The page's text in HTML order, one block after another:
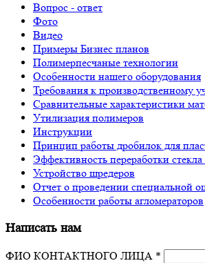
Вопрос - ответ
Фото
Видео
Примеры Бизнес планов
Полимерпесчаные технологии
Особенности нашего оборудования
Требования к производственному
Сравнительные характеристики
Утилизация полимеров
Инструкции
Принцип работы дробилок для
Эффективность переработки
Устройство шредеров
Отчет о проведении специальной
Особенности работы агломераторов
Написать нам
ФИО КОНТАКТНОГО ЛИЦА *